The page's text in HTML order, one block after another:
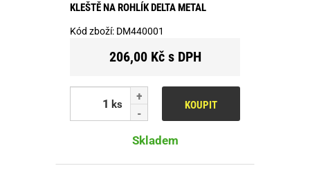
KLEŠTĚ NA ROHLÍK DELTA METAL
Kód zboží: DM440001
206,00 Kč s DPH
ks KOUPIT
Skladem